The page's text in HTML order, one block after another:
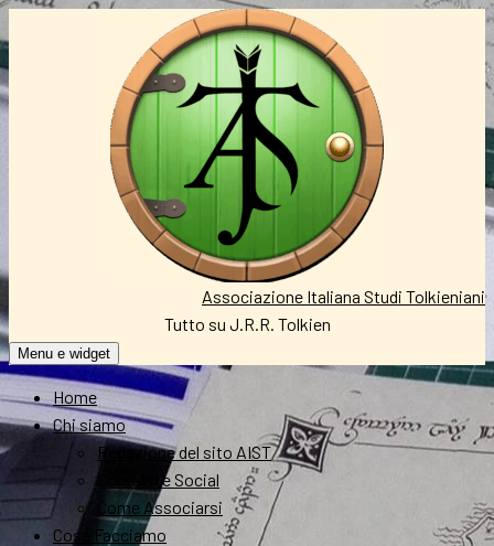
al
contenuto
Associazione Italiana Studi Tolkieniani
Tutto su J.R.R. Tolkien
Menu e widget
Home
Chi siamo
Redazione del sito AIST
Contatti e Social
Come Associarsi
Cosa Facciamo